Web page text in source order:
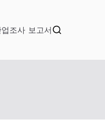
조사 보고서